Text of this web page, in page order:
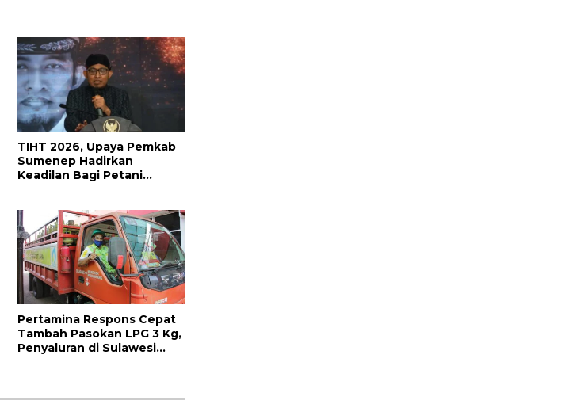
TIHT 2026, Upaya Pemkab
Sumenep Hadirkan
Keadilan Bagi Petani
Pertamina Respons Cepat
Tambah Pasokan LPG 3 Kg,
Penyaluran di Sulawesi